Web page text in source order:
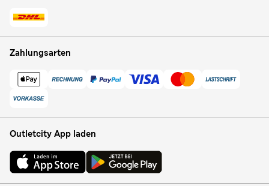
Zahlungsarten
Outletcity App laden